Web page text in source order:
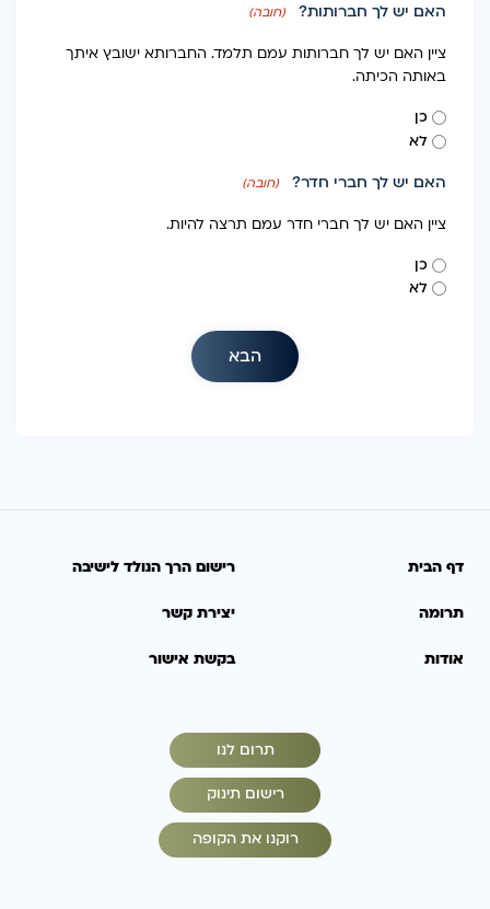
האם יש לך חברותות? (חובה)
ציין האם יש לך חברותות עמם תלמד. החברותא ישובץ איתך
באותה הכיתה.
כן
לא
האם יש לך חברי חדר? (חובה)
ציין האם יש לך חברי חדר עמם תרצה להיות.
כן
לא
דף הבית רישום הרך הנולד לישיבה
תרומה יצירת קשר
אודות בקשת אישור
תרום לנו
רישום תינוק
רוקנו את הקופה